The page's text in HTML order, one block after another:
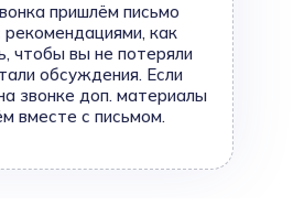
пришлём письмо
как
чтобы вы не потеряли
обсуждения. Если
звонке доп. материалы
вместе с письмом.